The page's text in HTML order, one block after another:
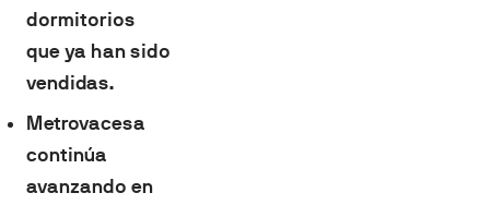
dormitorios
que ya han sido
vendidas.
Metrovacesa
continúa
avanzando en